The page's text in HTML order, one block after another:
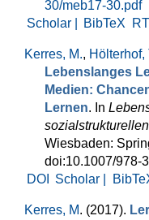
30/meb17-30.pdf
Scholar |
BibTeX
Kerres, M., Hölterhof,
Lebenslanges
Medien:
Lernen. In
Wiesbaden:
doi:10.1007/978-
DOI
Scholar |
Kerres, M. (2017).